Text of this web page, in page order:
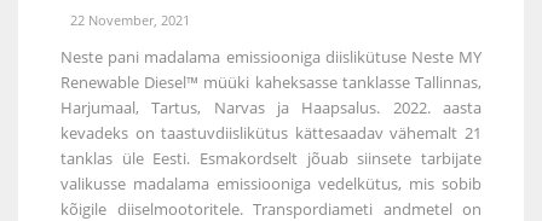
22 November, 2021
Neste pani madalama emissiooniga diislikütuse Neste MY
Renewable Diesel™ müüki kaheksasse tanklasse Tallinnas,
Harjumaal, Tartus, Narvas ja Haapsalus. 2022. aasta
kevadeks on taastuvdiislikütus kättesaadav vähemalt 21
tanklas üle Eesti. Esmakordselt jõuab siinsete tarbijate
valikusse madalama emissiooniga vedelkütus, mis sobib
kõigile diiselmootoritele. Transpordiameti andmetel on